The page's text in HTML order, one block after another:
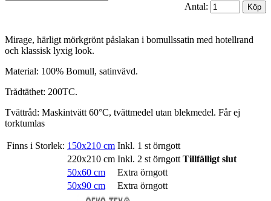
Antal:
Mirage, härligt mörkgrönt påslakan i bomullssatin med hotellrand
och klassisk lyxig look.
Material: 100% Bomull, satinvävd.
Trådtäthet: 200TC.
Tvättråd: Maskintvätt 60°C, tvättmedel utan blekmedel. Får ej
torktumlas
Finns i Storlek: 150x210 cm Inkl. 1 st örngott
220x210 cm Inkl. 2 st örngott Tillfälligt slut
50x60 cm
Extra örngott
50x90 cm
Extra örngott